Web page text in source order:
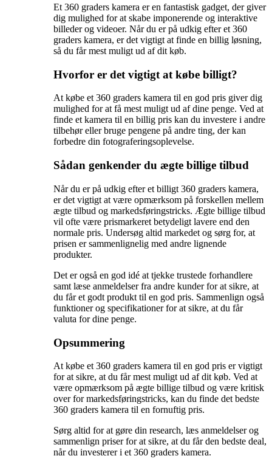
Et 360 graders kamera er en fantastisk gadget, der giver
dig mulighed for at skabe imponerende og interaktive
billeder og videoer. Når du er på udkig efter et 360
graders kamera, er det vigtigt at finde en billig løsning,
så du får mest muligt ud af dit køb.
Hvorfor er det vigtigt at købe billigt?
At købe et 360 graders kamera til en god pris giver dig
mulighed for at få mest muligt ud af dine penge. Ved at
finde et kamera til en billig pris kan du investere i andre
tilbehør eller bruge pengene på andre ting, der kan
forbedre din fotograferingsoplevelse.
Sådan genkender du ægte billige tilbud
Når du er på udkig efter et billigt 360 graders kamera,
er det vigtigt at være opmærksom på forskellen mellem
ægte tilbud og markedsføringstricks. Ægte billige tilbud
vil ofte være prismarkeret betydeligt lavere end den
normale pris. Undersøg altid markedet og sørg for, at
prisen er sammenlignelig med andre lignende
produkter.
Det er også en god idé at tjekke trustede forhandlere
samt læse anmeldelser fra andre kunder for at sikre, at
du får et godt produkt til en god pris. Sammenlign også
funktioner og specifikationer for at sikre, at du får
valuta for dine penge.
Opsummering
At købe et 360 graders kamera til en god pris er vigtigt
for at sikre, at du får mest muligt ud af dit køb. Ved at
være opmærksom på ægte billige tilbud og være kritisk
over for markedsføringstricks, kan du finde det bedste
360 graders kamera til en fornuftig pris.
Sørg altid for at gøre din research, læs anmeldelser og
sammenlign priser for at sikre, at du får den bedste deal,
når du investerer i et 360 graders kamera.